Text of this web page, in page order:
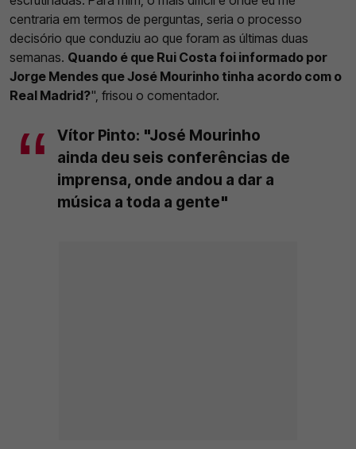
centraria em termos de perguntas, seria o processo
decisório que conduziu ao que foram as últimas duas
semanas. Quando é que Rui Costa foi informado por
Jorge Mendes que José Mourinho tinha acordo com o
Real Madrid?", frisou o comentador.
Vítor Pinto: "José Mourinho
ainda deu seis conferências de
imprensa, onde andou a dar a
música a toda a gente"